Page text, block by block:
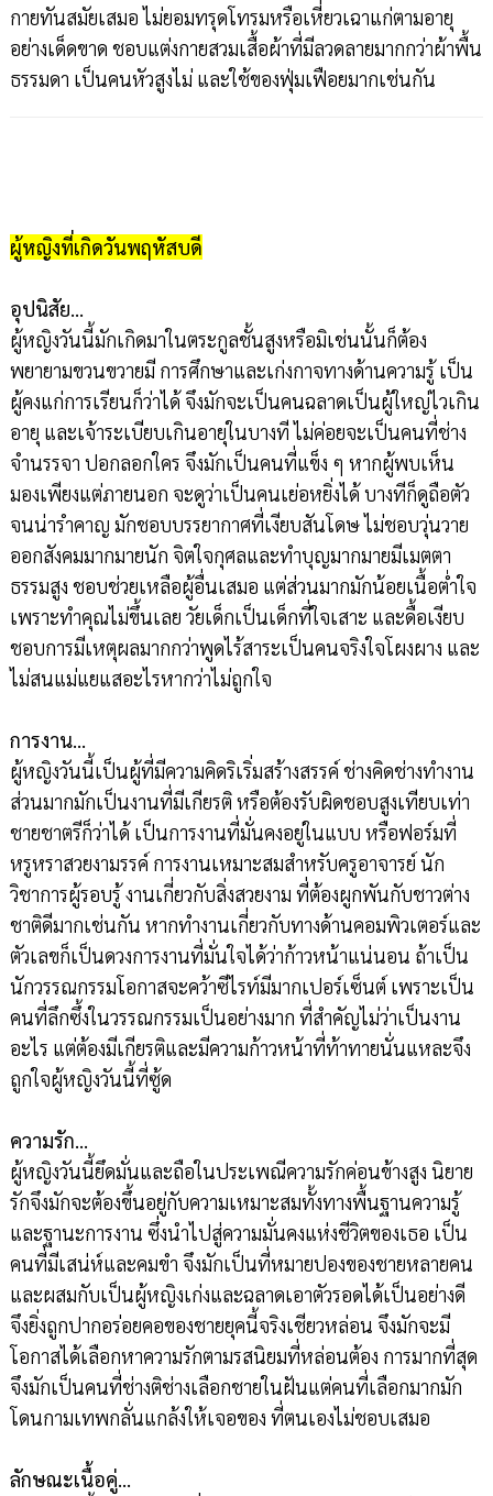
กายทันสมัยเสมอ ไม่ยอมทรุดโทรมหรือเหี่ยวเฉาแก่ตามอายุ
อย่างเด็ดขาด ชอบแต่งกายสวมเสื้อผ้าที่มีลวดลายมากกว่าผ้าพื้น
ธรรมดา เป็นคนหัวสูงไม่ และใช้ของฟุ่มเฟือยมากเช่นกัน
ผู้หญิงที่เกิดวันพฤหัสบดี
อุปนิสัย…
ผู้หญิงวันนี้มักเกิดมาในตระกูลชั้นสูงหรือมิเช่นนั้นก็ต้อง
พยายามขวนขวายมี การศึกษาและเก่งกาจทางด้านความรู้ เป็น
ผู้คงแก่การเรียนก็ว่าได้ จึงมักจะเป็นคนฉลาดเป็นผู้ใหญ่ไวเกิน
อายุ และเจ้าระเบียบเกินอายุในบางที ไม่ค่อยจะเป็นคนที่ช่าง
จำนรรจา ปอกลอกใคร จึงมักเป็นคนที่แข็ง ๆ หากผู้พบเห็น
มองเพียงแต่ภายนอก จะดูว่าเป็นคนเย่อหยิ่งได้ บางทีก็ดูถือตัว
จนน่ารำคาญ มักชอบบรรยากาศที่เงียบสันโดษ ไม่ชอบวุ่นวาย
ออกสังคมมากมายนัก จิตใจกุศลและทำบุญมากมายมีเมตตา
ธรรมสูง ชอบช่วยเหลือผู้อื่นเสมอ แต่ส่วนมากมักน้อยเนื้อต่ำใจ
เพราะทำคุณไม่ขึ้นเลย วัยเด็กเป็นเด็กที่ใจเสาะ และดื้อเงียบ
ชอบการมีเหตุผลมากกว่าพูดไร้สาระเป็นคนจริงใจโผงผาง และ
ไม่สนแม่แยแสอะไรหากว่าไม่ถูกใจ
การงาน…
ผู้หญิงวันนี้เป็นผู้ที่มีความคิดริเริ่มสร้างสรรค์ ช่างคิดช่างทำงาน
ส่วนมากมักเป็นงานที่มีเกียรติ หรือต้องรับผิดชอบสูงเทียบเท่า
ชายชาตรีก็ว่าได้ เป็นการงานที่มั่นคงอยู่ในแบบ หรือฟอร์มที่
หรูหราสวยงามรรค์ การงานเหมาะสมสำหรับครูอาจารย์ นัก
วิชาการผู้รอบรู้ งานเกี่ยวกับสิ่งสวยงาม ที่ต้องผูกพันกับชาวต่าง
ชาติดีมากเช่นกัน หากทำงานเกี่ยวกับทางด้านคอมพิวเตอร์และ
ตัวเลขก็เป็นดวงการงานที่มั่นใจได้ว่าก้าวหน้าแน่นอน ถ้าเป็น
นักวรรณกรรมโอกาสจะคว้าซีไรท์มีมากเปอร์เซ็นต์ เพราะเป็น
คนที่ลึกซึ้งในวรรณกรรมเป็นอย่างมาก ที่สำคัญไม่ว่าเป็นงาน
อะไร แต่ต้องมีเกียรติและมีความก้าวหน้าที่ท้าทายนั่นแหละจึง
ถูกใจผู้หญิงวันนี้ที่ซู้ด
ความรัก…
ผู้หญิงวันนี้ยึดมั่นและถือในประเพณีความรักค่อนข้างสูง นิยาย
รักจึงมักจะต้องขึ้นอยู่กับความเหมาะสมทั้งทางพื้นฐานความรู้
และฐานะการงาน ซึ่งนำไปสู่ความมั่นคงแห่งชีวิตของเธอ เป็น
คนที่มีเสน่ห์และคมขำ จึงมักเป็นที่หมายปองของชายหลายคน
และผสมกับเป็นผู้หญิงเก่งและฉลาดเอาตัวรอดได้เป็นอย่างดี
จึงยิ่งถูกปากอร่อยคอของชายยุคนี้จริงเชียวหล่อน จึงมักจะมี
โอกาสได้เลือกหาความรักตามรสนิยมที่หล่อนต้อง การมากที่สุด
จึงมักเป็นคนที่ช่างติช่างเลือกชายในฝันแต่คนที่เลือกมากมัก
โดนกามเทพกลั่นแกล้งให้เจอของ ที่ตนเองไม่ชอบเสมอ
ลักษณะเนื้อคู่…